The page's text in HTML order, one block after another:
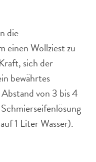
die
einen Wollziest zu
sich der
bewährtes
von 3 bis 4
1 Liter Wasser).